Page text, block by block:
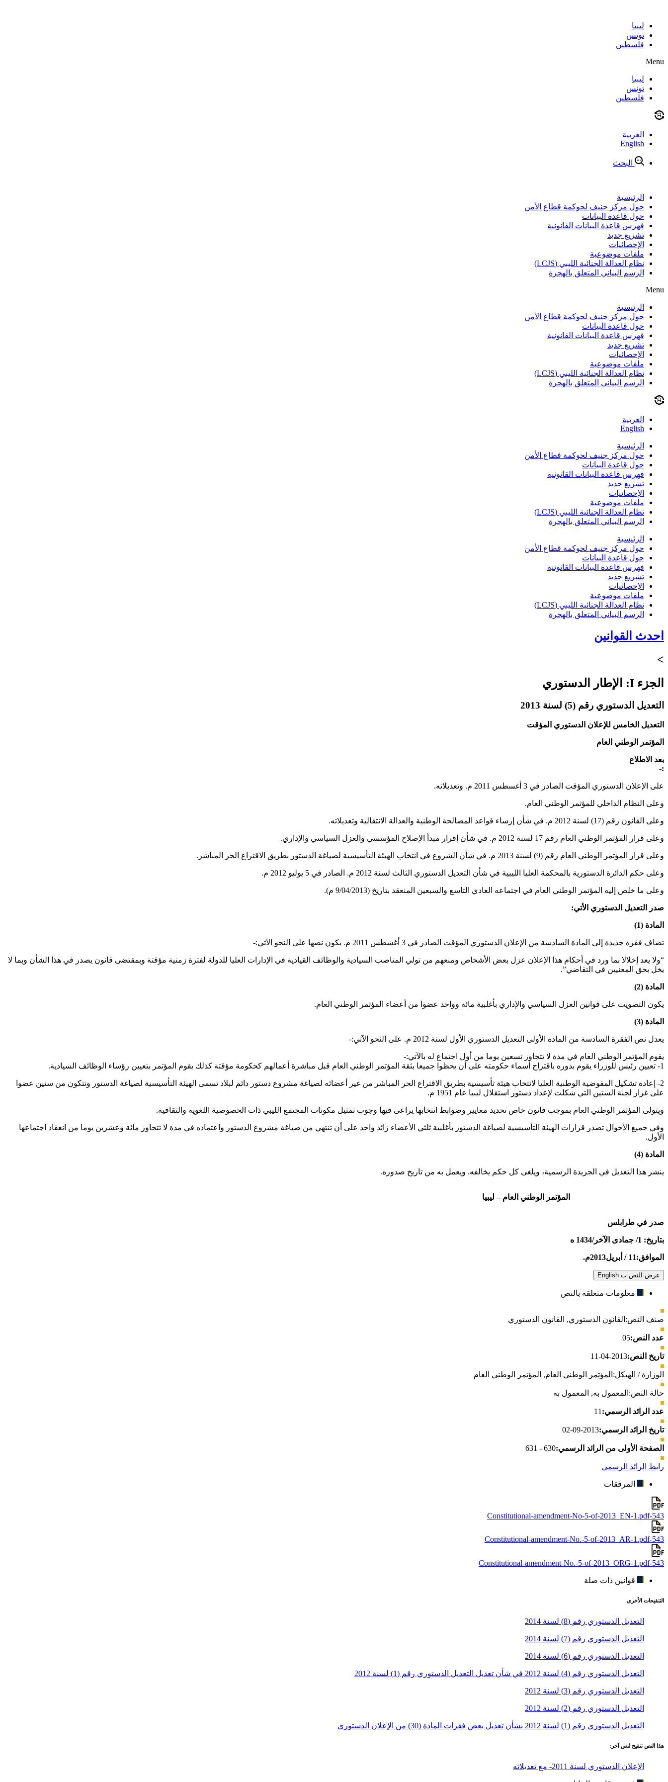
contentليبيا
تونس
فلسطين
Menu
ليبيا
تونس
فلسطين
العربية
English
البحث
الرئيسية
حول مركز جنيف لحوكمة قطاع الأمن
حول قاعدة البيانات
فهرس قاعدة البيانات القانونية
تشريع جديد
الإحصائيات
ملفات موضوعية
نظام العدالة الجنائية الليبي (LCJS)
الرسم البياني المتعلق بالهجرة
Menu
الرئيسية
حول مركز جنيف لحوكمة قطاع الأمن
حول قاعدة البيانات
فهرس قاعدة البيانات القانونية
تشريع جديد
الإحصائيات
ملفات موضوعية
نظام العدالة الجنائية الليبي (LCJS)
الرسم البياني المتعلق بالهجرة
العربية
English
الرئيسية
حول مركز جنيف لحوكمة قطاع الأمن
حول قاعدة البيانات
فهرس قاعدة البيانات القانونية
تشريع جديد
الإحصائيات
ملفات موضوعية
نظام العدالة الجنائية الليبي (LCJS)
الرسم البياني المتعلق بالهجرة
الرئيسية
حول مركز جنيف لحوكمة قطاع الأمن
حول قاعدة البيانات
فهرس قاعدة البيانات القانونية
تشريع جديد
الإحصائيات
ملفات موضوعية
نظام العدالة الجنائية الليبي (LCJS)
الرسم البياني المتعلق بالهجرة
احدث القوانين
>
الجزء I: الإطار الدستوري
التعديل الدستوري رقم (5) لسنة 2013
التعديل الخامس للإعلان الدستوري المؤقت
المؤتمر الوطني العام
بعد الاطلاع
:-
على الإعلان الدستوري المؤقت الصادر في 3 أغسطس 2011 م. وتعديلاته.
وعلى النظام الداخلي للمؤتمر الوطني العام.
وعلى القانون رقم (17) لسنة 2012 م. في شأن إرساء قواعد المصالحة الوطنية والعدالة الانتقالية وتعديلاته.
وعلى قرار المؤتمر الوطني العام رقم 17 لسنة 2012 م. في شأن إقرار مبدأ الإصلاح المؤسسي والعزل السياسي والإداري.
وعلى قرار المؤتمر الوطني العام رقم (9) لسنة 2013 م. في شأن الشروع في انتخاب الهيئة التأسيسية لصياغة الدستور بطريق الاقتراع الحر المباشر.
وعلى حكم الدائرة الدستورية بالمحكمة العليا الليبية في شأن التعديل الدستوري الثالث لسنة 2012 م. الصادر في 5 يوليو 2012 م.
وعلى ما خلص إليه المؤتمر الوطني العام في اجتماعه العادي التاسع والسبعين المنعقد بتاريخ (9/04/2013 م).
صدر التعديل الدستوري الأتي:
المادة (1)
تضاف فقرة جديدة إلى المادة السادسة من الإعلان الدستوري المؤقت الصادر في 3 أغسطس 2011 م. يكون نصها على النحو الآتي:-
“ولا يعد إخلالا بما ورد في أحكام هذا الإعلان عزل بعض الأشخاص ومنعهم من تولي المناصب السيادية والوظائف القيادية في الإدارات العليا للدولة لفترة زمنية مؤقتة وبمقتضى قانون يصدر في هذا الشأن وبما لا
يخل بحق المعنيين في التقاضي”.
المادة (2)
يكون التصويت على قوانين العزل السياسي والإداري بأغلبية مائة وواحد عضوا من أعضاء المؤتمر الوطني العام.
المادة (3)
يعدل نص الفقرة السادسة من المادة الأولى التعديل الدستوري الأول لسنة 2012 م. على النحو الآتي:-
يقوم المؤتمر الوطني العام في مدة لا تتجاوز تسعين يوما من أول اجتماع له بالآتي:-
1- تعيين رئيس للوزراء يقوم بدوره باقتراح أسماء حكومته على أن يحظوا جميعا بثقة المؤتمر الوطني العام قبل مباشرة أعمالهم كحكومة مؤقتة كذلك يقوم المؤتمر بتعيين رؤساء الوظائف السيادية.
2- إعادة تشكيل المفوضية الوطنية العليا لانتخاب هيئة تأسيسية بطريق الاقتراع الحر المباشر من غير أعضائه لصياغة مشروع دستور دائم لبلاد تسمى الهيئة التأسيسية لصياغة الدستور وتتكون من ستين عضوا
على غرار لجنة الستين التي شكلت لإعداد دستور استقلال ليبيا عام 1951 م.
ويتولى المؤتمر الوطني العام بموجب قانون خاص تحديد معايير وضوابط انتخابها يراعى فيها وجوب تمثيل مكونات المجتمع الليبي ذات الخصوصية اللغوية والثقافية.
وفي جميع الأحوال تصدر قرارات الهيئة التأسيسية لصياغة الدستور بأغلبية ثلثي الأعضاء زائد واحد على أن تنتهي من صياغة مشروع الدستور واعتماده في مدة لا تتجاوز مائة وعشرين يوما من انعقاد اجتماعها
الأول.
المادة (4)
ينشر هذا التعديل في الجريدة الرسمية، ويلغى كل حكم يخالفه. ويعمل به من تاريخ صدوره.
المؤتمر الوطني العام – ليبيا
صدر في طرابلس
بتاريخ: 1/ جمادى الآخر/1434 ه
الموافق:11 / أبريل2013م.
عرض النص ب English
معلومات متعلقة بالنص
صنف النص: القانون الدستوري, القانون الدستوري
عدد النص:05
تاريخ النص:2013-04-11
الوزارة / الهيكل: المؤتمر الوطني العام, المؤتمر الوطني العام
حالة النص: المعمول به, المعمول به
عدد الرائد الرسمي: 11
تاريخ الرائد الرسمي:2013-09-02
الصفحة الأولى من الرائد الرسمي:630 - 631
رابط الرائد الرسمي
المرفقات
543-Constitutional-amendment-No-5-of-2013_EN-1.pdf
543-Constitutional-amendment-No.-5-of-2013_AR-1.pdf
543-Constitutional-amendment-No.-5-of-2013_ORG-1.pdf
قوانين ذات صلة
التنقيحات الأخرى
التعديل الدستوري رقم (8) لسنة 2014
التعديل الدستوري رقم (7) لسنة 2014
التعديل الدستوري رقم (6) لسنة 2014
التعديل الدستوري رقم (4) لسنة 2012 في شأن تعديل التعديل الدستوري رقم (1) لسنة 2012
التعديل الدستوري رقم (3) لسنة 2012
التعدیل الدستوري رقم (2) لسنة 2012
التعدیل الدستوري رقم (1) لسنة 2012 بشأن تعدیل بعض فقرات المادة (30) من الإعلان الدستوري
هذا النص تنقيح لنص آخر:
الإعلان الدستوري لسنة 2011- مع تعديلاته